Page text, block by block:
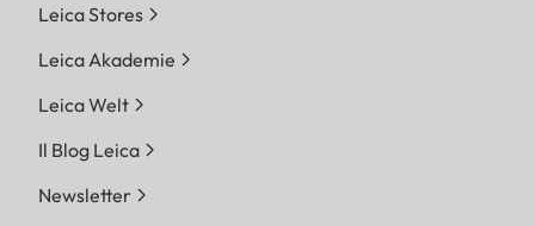
Leica Stores
Leica Akademie
Leica Welt
Il Blog Leica
Newsletter